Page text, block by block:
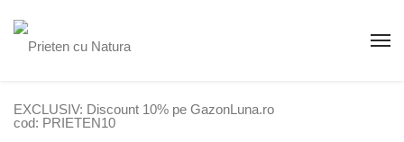
EXCLUSIV: Discount 10% pe GazonLuna.ro
cod: PRIETEN10